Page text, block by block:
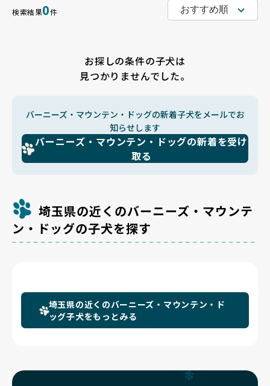
検索結果0件
お探しの条件の子犬は
見つかりませんでした。
バーニーズ・マウンテン・ドッグの新着子犬をメールでお
知らせします
バーニーズ・マウンテン・ドッグの新着を受け
取る
埼玉県の近くのバーニーズ・マウンテ
ン・ドッグの子犬を探す
埼玉県の近くのバーニーズ・マウンテン・ド
ッグ子犬をもっとみる